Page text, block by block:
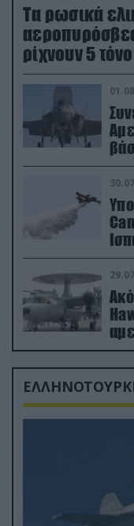
Τα ρωσικά
ρίχνουν 5